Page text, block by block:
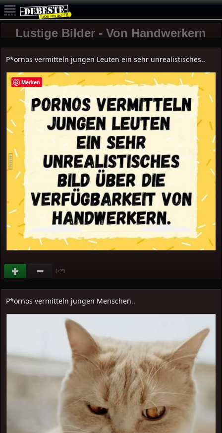
Lustige Bilder - Von Handwerkern
P*ornos vermitteln jungen Leuten ein sehr unrealistisches..
(+95)
P*ornos vermitteln jungen Menschen..
Merken